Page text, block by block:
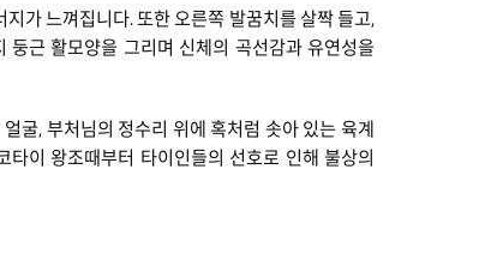
가 느껴집니다. 또한 오른쪽 발꿈치를 살짝 들고,
근 활모양을 그리며 신체의 곡선감과 유연성을
굴, 부처님의 정수리 위에 혹처럼 솟아 있는 육계
이 왕조때부터 타이인들의 선호로 인해 불상의